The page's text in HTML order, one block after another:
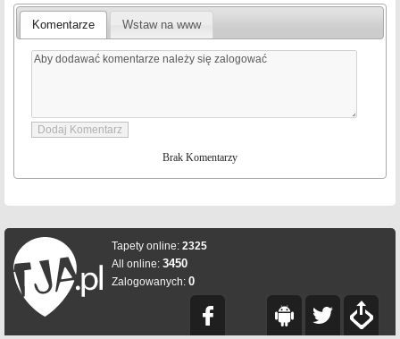
Komentarze Wstaw na www
Brak Komentarzy
Tapety online: 2325
All online: 3450
Zalogowanych: 0